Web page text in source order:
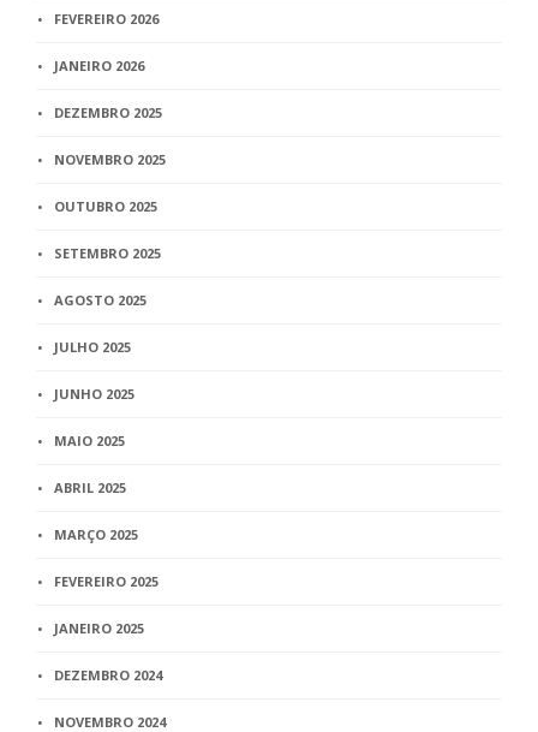
FEVEREIRO 2026
JANEIRO 2026
DEZEMBRO 2025
NOVEMBRO 2025
OUTUBRO 2025
SETEMBRO 2025
AGOSTO 2025
JULHO 2025
JUNHO 2025
MAIO 2025
ABRIL 2025
MARÇO 2025
FEVEREIRO 2025
JANEIRO 2025
DEZEMBRO 2024
NOVEMBRO 2024